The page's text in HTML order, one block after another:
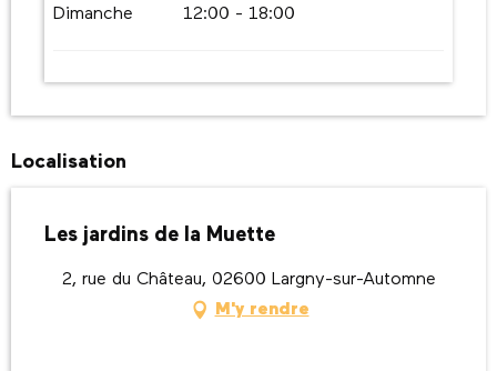
Dimanche 12:00 - 18:00
Localisation
Les jardins de la Muette
2, rue du Château, 02600 Largny-sur-Automne
M'y rendre